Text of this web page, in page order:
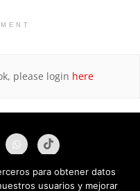
please login here
para obtener datos
usuarios y mejorar